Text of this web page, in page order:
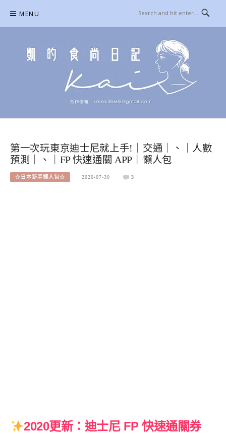
content
MENU
第一次玩東京迪士尼就上手!｜交通｜、｜人數
預測｜、｜FP 快速通關 APP｜懶人包
☆日本新手懶人包☆ 2020-07-30 3
2020更新：迪士尼 FP 快速通關券